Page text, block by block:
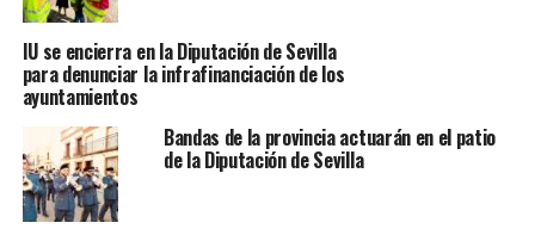
IU se encierra en la Diputación de Sevilla
para denunciar la infrafinanciación de los
ayuntamientos
Bandas de la provincia actuarán en el patio
de la Diputación de Sevilla